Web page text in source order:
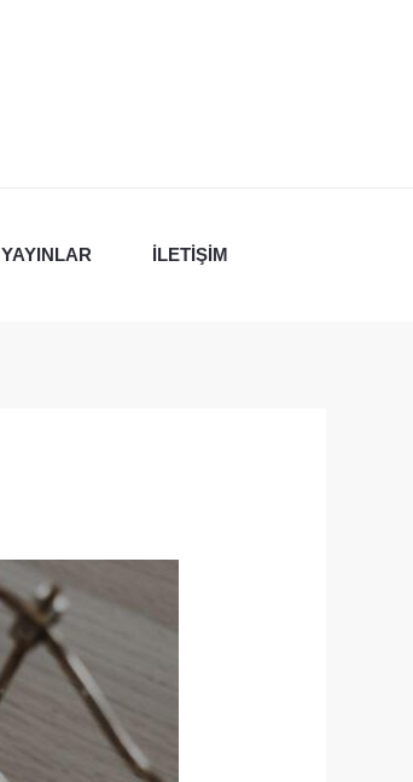
YAYINLAR İLETIŞIM